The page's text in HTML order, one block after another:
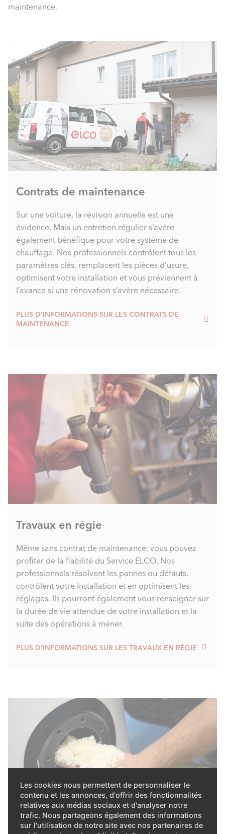
Les cookies nous permettent de personnaliser le
contenu et les annonces, d'offrir des fonctionnalités
relatives aux médias sociaux et d'analyser notre
trafic. Nous partageons également des informations
sur l'utilisation de notre site avec nos partenaires de
maintenance.
Contrats de maintenance
Sur une voiture, la révision annuelle est une
évidence. Mais un entretien régulier s’avère
également bénéfique pour votre système de
chauffage. Nos professionnels contrôlent tous les
paramètres clés, remplacent les pièces d’usure,
optimisent votre installation et vous préviennent à
l’avance si une rénovation s’avère nécessaire.
PLUS D’INFORMATIONS SUR LES CONTRATS DE
MAINTENANCE
Travaux en régie
Même sans contrat de maintenance, vous pouvez
profiter de la fiabilité du Service ELCO. Nos
professionnels résolvent les pannes ou défauts,
contrôlent votre installation et en optimisent les
réglages. Ils pourront également vous renseigner sur
la durée de vie attendue de votre installation et la
suite des opérations à mener.
PLUS D’INFORMATIONS SUR LES TRAVAUX EN RÉGIE